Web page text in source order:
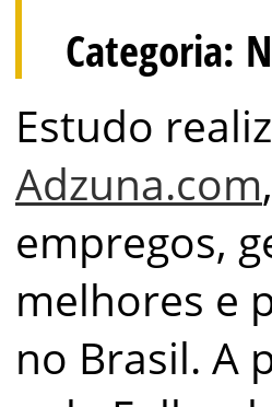
Categoria:
Estudo
Adzuna.com
empregos,
melhores e
no Brasil. A